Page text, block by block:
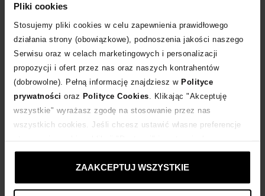
Pliki cookies
Stosujemy pliki cookies w celu zapewnienia prawidłowego
działania strony (obowiązkowe), podnoszenia jakości naszego
Serwisu oraz w celach marketingowych i personalizacji
propozycji i ofert przez nas oraz naszych kontrahentów
(dobrowolne). Pełną informację znajdziesz w Polityce
prywatności oraz Polityce Cookies . Klikając "Akceptuję
wszystkie" wyrażasz zgodę na stosowanie przez nas
wszystkich cookies. Jeśli chcesz ustawić własne preferencje
ustawienia prywatności.
ZAAKCEPTUJ WSZYSTKIE
CAMILLA
Crop top Adorned in Aranjuez
2 999zł
CAMILLA
5 599zł